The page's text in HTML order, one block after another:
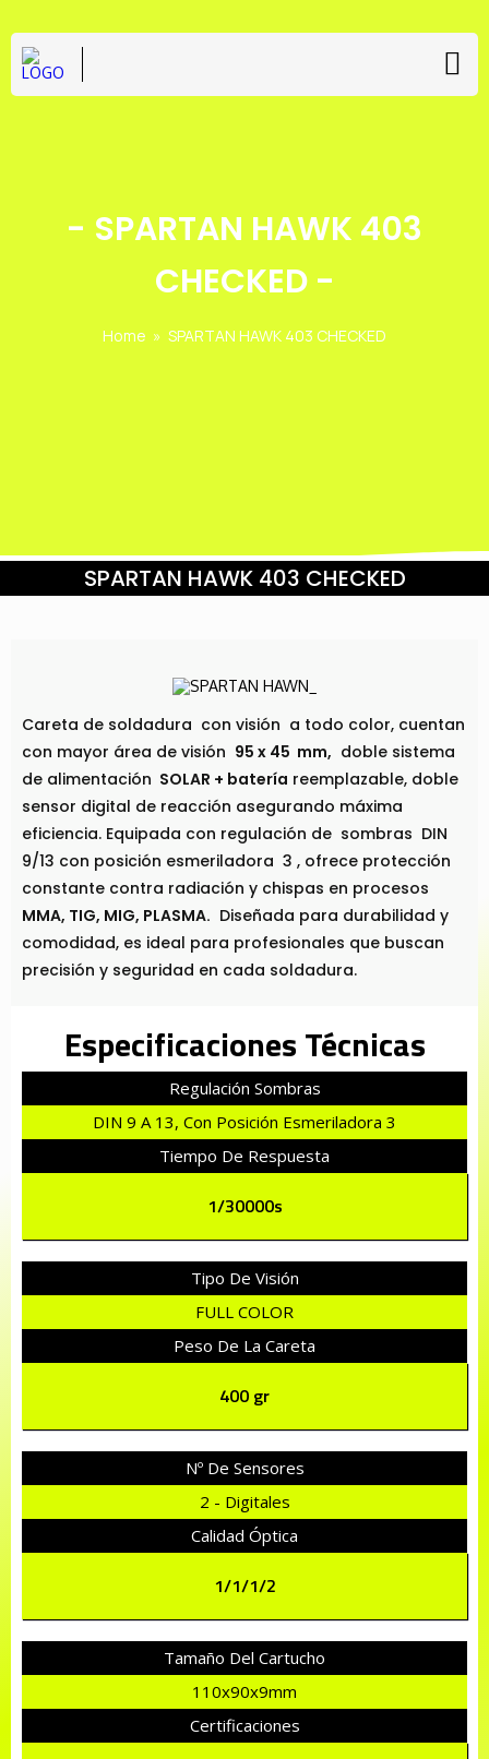
- SPARTAN HAWK 403
CHECKED-
Home » SPARTAN HAWK 403 CHECKED
SPARTAN HAWK 403 CHECKED
Careta de soldadura con visión a todo color, cuentan
con mayor área de visión 95 x 45 mm, doble sistema
de alimentación SOLAR + batería reemplazable, doble
sensor digital de reacción asegurando máxima
eficiencia. Equipada con regulación de sombras DIN
9/13 con posición esmeriladora 3 , ofrece protección
constante contra radiación y chispas en procesos
MMA, TIG, MIG, PLASMA. Diseñada para durabilidad y
comodidad, es ideal para profesionales que buscan
precisión y seguridad en cada soldadura.
Especificaciones Técnicas
Regulación Sombras
DIN 9 A 13, Con Posición Esmeriladora 3
Tiempo De Respuesta
1/30000s
Tipo De Visión
FULL COLOR
Peso De La Careta
400 gr
Nº De Sensores
2 - Digitales
Calidad Óptica
1/1/1/2
Tamaño Del Cartucho
110x90x9mm
Certificaciones